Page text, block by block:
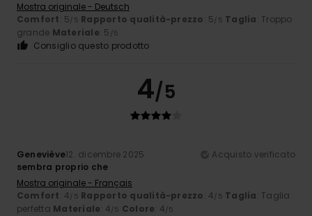
Mostra originale - Deutsch
Comfort: 5/5 Rapporto qualità-prezzo: 5/5 Taglia: Troppo
grande Materiale: 5 /5
Consiglio questo prodotto
4/5
Geneviève12. dicembre 2025
Acquisto verificato
sembra proprio che
Mostra originale - Français
Comfort: 4/5 Rapporto qualità-prezzo: 4/5 Taglia: Taglia
perfetta Materiale: 4/5 Colore: 4/5